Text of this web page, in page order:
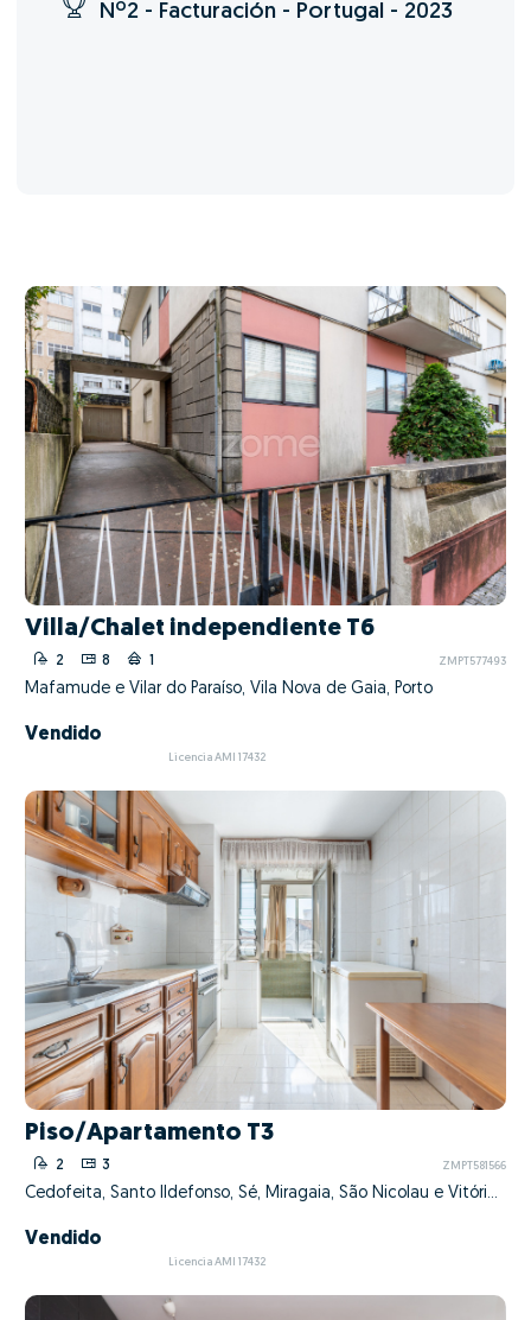
Nº2 - Facturación - Portugal - 2023
Villa/Chalet independiente T6
2 8 1 ZMPT577493
Mafamude e Vilar do Paraíso, Vila Nova de Gaia, Porto
Vendido
Licencia AMI 17432
Piso/Apartamento T3
2 3 ZMPT581566
Cedofeita, Santo Ildefonso, Sé, Miragaia, São Nicolau e Vitória, Porto, Porto
Vendido
Licencia AMI 17432